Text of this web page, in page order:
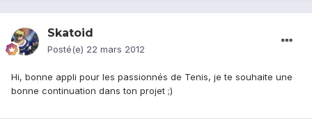
Skatoid
Posté(e) 22 mars 2012
Hi, bonne appli pour les passionnés de Tenis, je te souhaite une
bonne continuation dans ton projet ;)